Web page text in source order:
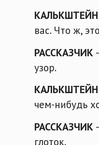
КАЛЬКШТЕЙН
вас. Что ж,
РАССКАЗЧИК
узор.
КАЛЬКШТЕЙН
чем-нибудь
РАССКАЗЧИК
глоток.